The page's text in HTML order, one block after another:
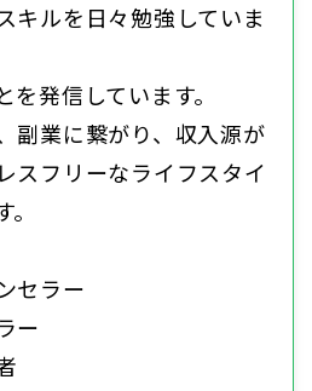
キルを日々勉強していま
発信しています。
副業に繋がり、収入源が
スフリーなライフスタイ
セラー
ー